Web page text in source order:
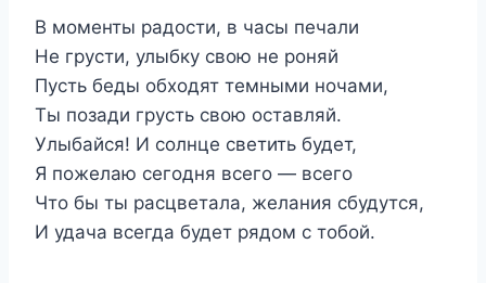
В моменты радости, в часы печали
Не грусти, улыбку свою не роняй
Пусть беды обходят темными ночами,
Ты позади грусть свою оставляй.
Улыбайся! И солнце светить будет,
Я пожелаю сегодня всего — всего
Что бы ты расцветала, желания сбудутся,
И удача всегда будет рядом с тобой.